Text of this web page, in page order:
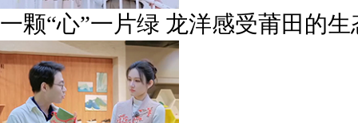
一颗“心”一片绿 龙洋感受莆田的生